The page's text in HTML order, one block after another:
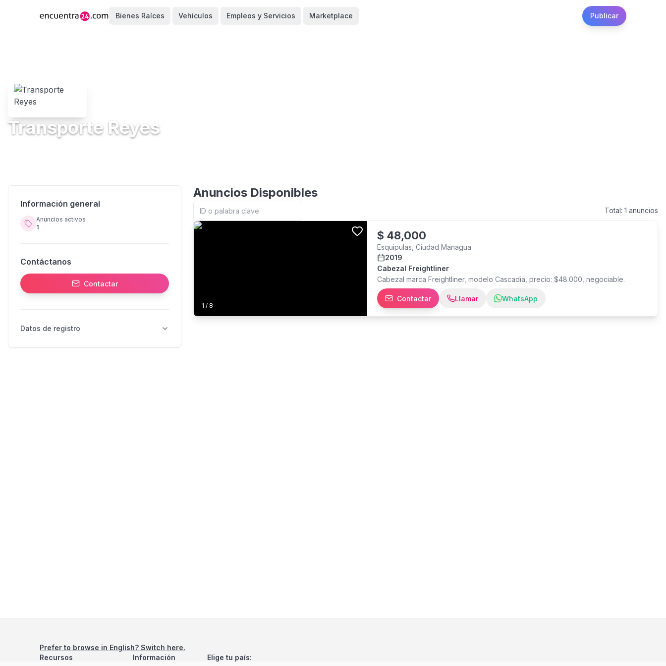
Bienes Raíces Vehículos Empleos y Servicios Marketplace Publicar
Transporte Reyes
Información general
Anuncios activos
1
Contáctanos
Contactar
Datos de registro
Anuncios Disponibles
Total: 1 anuncios
1 / 8
$ 48,000
Esquipulas, Ciudad Managua
2019
Cabezal Freightliner
Cabezal marca Freightliner, modelo Cascadia, precio: $48.000, negociable.
Contactar Llamar WhatsApp
Prefer to browse in English? Switch here.
Recursos
Información Elige tu país: